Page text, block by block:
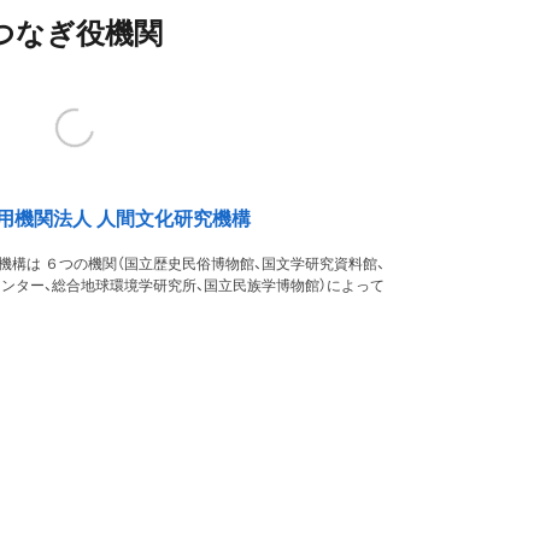
なぎ役機関
機関法人 人間文化研究機構
は ６つの機関（国立歴史民俗博物館、国文学研究資料館、
ター、総合地球環境学研究所、国立民族学博物館）によって